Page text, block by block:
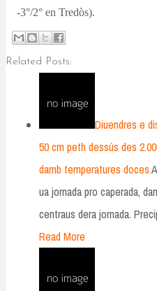
-3°/2° en Tredòs).
Related Posts:
Diuendres e
50 cm peth dessús des
damb temperatures doces.
ua jornada pro caperada,
centraus dera jornada.
Read More